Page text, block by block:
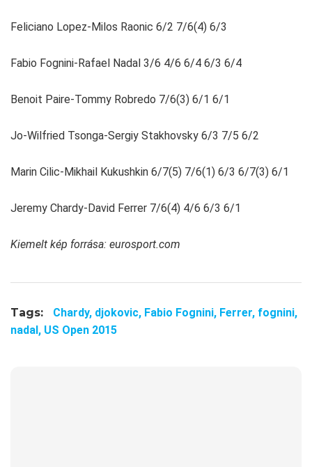
Feliciano Lopez-Milos Raonic 6/2 7/6(4) 6/3
Fabio Fognini-Rafael Nadal 3/6 4/6 6/4 6/3 6/4
Benoit Paire-Tommy Robredo 7/6(3) 6/1 6/1
Jo-Wilfried Tsonga-Sergiy Stakhovsky 6/3 7/5 6/2
Marin Cilic-Mikhail Kukushkin 6/7(5) 7/6(1) 6/3 6/7(3) 6/1
Jeremy Chardy-David Ferrer 7/6(4) 4/6 6/3 6/1
Kiemelt kép forrása: eurosport.com
Tags: Chardy, djokovic, Fabio Fognini, Ferrer, fognini,
nadal, US Open 2015